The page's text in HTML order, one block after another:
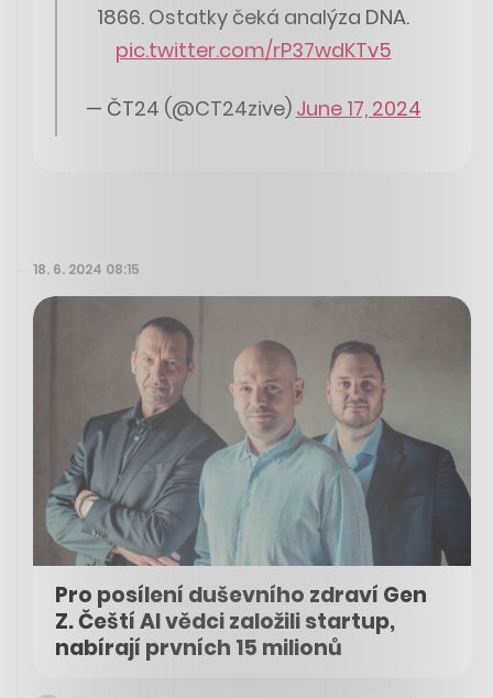
1866. Ostatky čeká analýza DNA.
pic.twitter.com/rP37wdKTv5
— ČT24 (@CT24zive) June 17, 2024
18. 6. 2024 08:15
Pro posílení duševního zdraví Gen
Z. Čeští AI vědci založili startup,
nabírají prvních 15 milionů